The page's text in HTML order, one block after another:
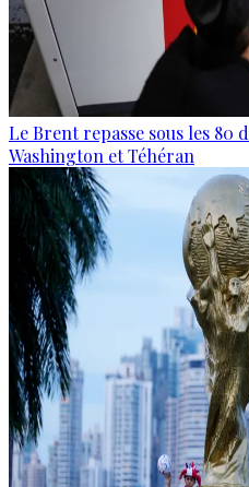
Le Brent repasse sous les 80
Washington et Téhéran